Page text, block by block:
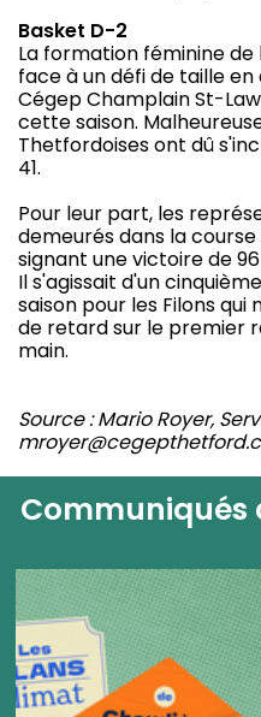
Basket D-2
La formation féminine
face à un défi de taille
Cégep Champlain St-
cette saison.
Thetfordoises ont dû
41.
Pour leur part, les
demeurés dans la
signant une victoire de
Il s'agissait d'un
saison pour les Filons
de retard sur le premier
main.
Source : Mario Royer,
Communiqués